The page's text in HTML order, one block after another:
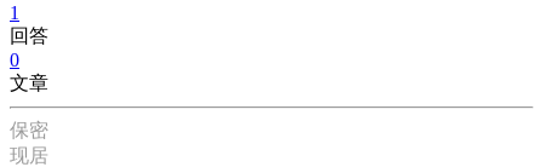
1
回答
0
文章
保密
现居